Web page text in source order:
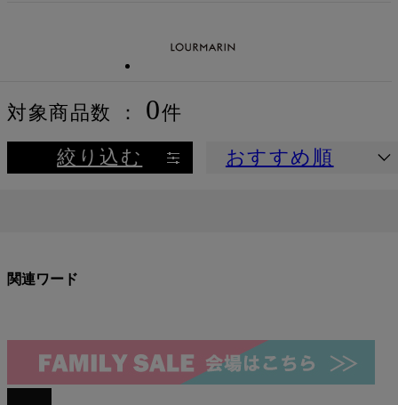
絞り込む おすすめ順
対象商品数 ： 0件
関連ワード